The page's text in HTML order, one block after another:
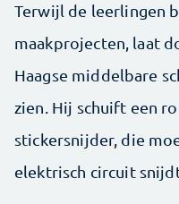
Terwijl de leerlingen
maak­projecten, laat
Haagse ­middelbare
zien. Hij schuift een
stickersnijder, die
elektrisch circuit